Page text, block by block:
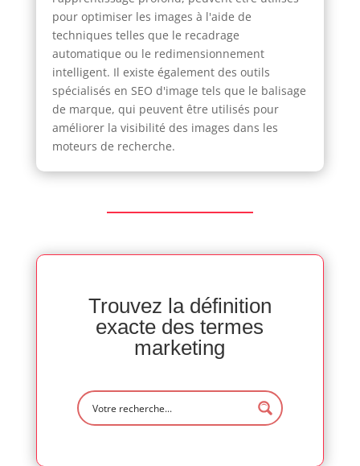
pour optimiser les images à l'aide de
techniques telles que le recadrage
automatique ou le redimensionnement
intelligent. Il existe également des outils
spécialisés en SEO d'image tels que le balisage
de marque, qui peuvent être utilisés pour
améliorer la visibilité des images dans les
moteurs de recherche.
Trouvez la définition
exacte des termes
marketing